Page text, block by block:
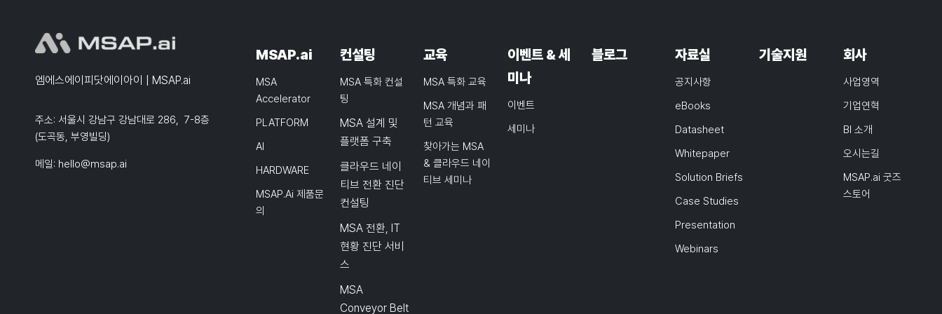
엠에스에이피닷에이아이 | MSAP.ai
주소: 서울시 강남구 강남대로 286, 7-8층
(도곡동, 부영빌딩)
메일: hello@msap.ai
MSAP.ai
MSA
Accelerator
PLATFORM
AI
HARDWARE
MSAP.ai 제품문
의
컨설팅
MSA 특화 컨설
팅
MSA 설계 및
플랫폼 구축
클라우드 네이
티브 전환 진단
컨설팅
MSA 전환, IT
현황 진단 서비
스
MSA
Conveyor Belt
교육
MSA 특화 교육
MSA 개념과 패
턴 교육
찾아가는 MSA
& 클라우드 네이
티브 세미나
이벤트 & 세
미나
이벤트
세미나
블로그 자료실
공지사항
eBooks
Datasheet
Whitepaper
Solution Briefs
Case Studies
Presentation
Webinars
기술지원 회사
사업영역
기업연혁
BI 소개
오시는길
MSAP.ai 굿즈
스토어